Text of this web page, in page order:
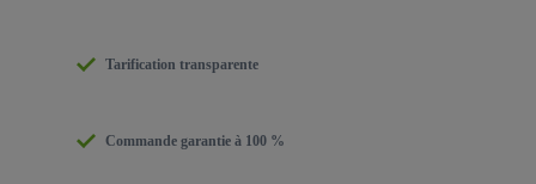
Tarification transparente
Commande garantie à 100 %